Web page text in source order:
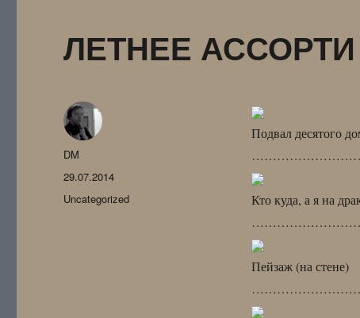
ЛЕТНЕЕ АССОРТИ
Подвал десятого
Кто куда, а я на
Пейзаж (на стене)
Автор
DM
Опубликовано
29.07.2014
Рубрики
Uncategorized